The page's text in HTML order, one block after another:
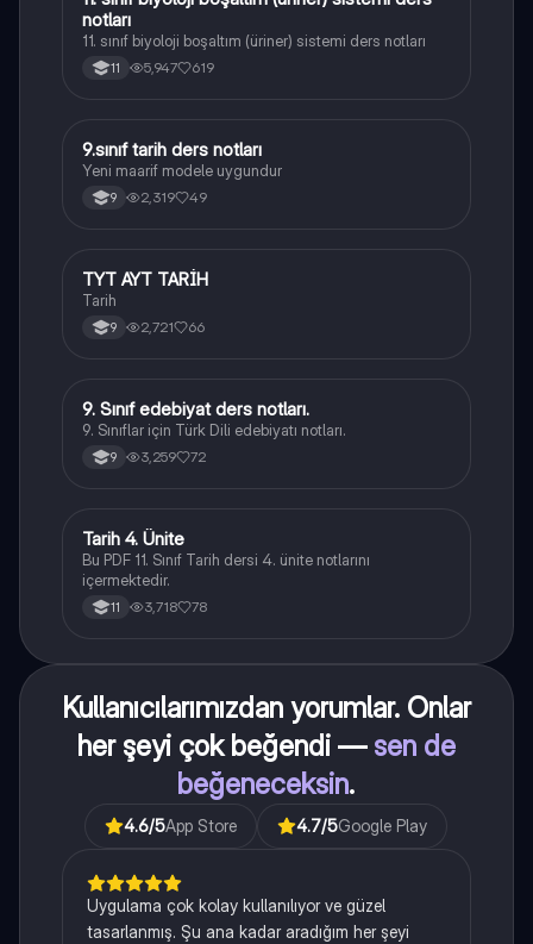
notları
11. sınıf biyoloji boşaltım (üriner) sistemi ders notları
11 5,947 619
Tarih
9.sınıf tarih ders notları
Yeni maarif modele uygundur
9 2,319 49
Tarih
TYT AYT TARİH
Tarih
9 2,721 66
Türk Dili ve Edebiyatı
9. Sınıf edebiyat ders notları.
9. Sınıflar için Türk Dili edebiyatı notları.
9 3,259 72
Tarih
Tarih 4. Ünite
Bu PDF 11. Sınıf Tarih dersi 4. ünite notlarını
içermektedir.
11 3,718 78
Kullanıcılarımızdan yorumlar. Onlar
her şeyi çok beğendi — sen de
beğeneceksin.
4.6/5App Store 4.7/5Google Play
Uygulama çok kolay kullanılıyor ve güzel
tasarlanmış. Şu ana kadar aradığım her şeyi